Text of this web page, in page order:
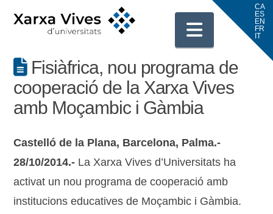
Fisiàfrica, nou programa de
cooperació de la Xarxa Vives
amb Moçambic i Gàmbia
Castelló de la Plana, Barcelona, Palma.-
28/10/2014.- La Xarxa Vives d’Universitats ha
activat un nou programa de cooperació amb
institucions educatives de Moçambic i Gàmbia.